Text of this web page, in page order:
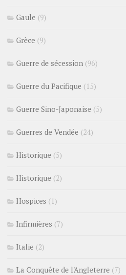
Gaule (9)
Grèce (9)
Guerre de sécession (96)
Guerre du Pacifique (15)
Guerre Sino-Japonaise (5)
Guerres de Vendée (24)
Historique (5)
Historique (2)
Hospices (1)
Infirmières (7)
Italie (2)
La Conquête de l'Angleterre (7)